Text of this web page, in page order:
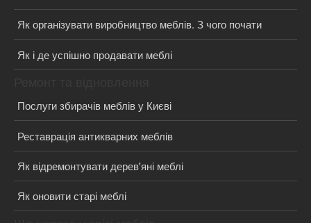
Як організувати виробництво меблів. З чого почати
Як і де успішно продавати меблі
Послуги збирачів меблів у Києві
Реставрація антикварних меблів
Як відремонтувати дерев'яні меблі
Як оновити старі меблі